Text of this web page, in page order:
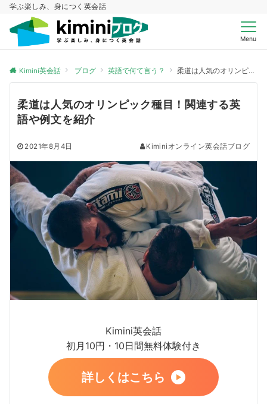
学ぶ楽しみ、身につく英会話
Menu
Kimini英会話 ブログ 英語で何て言う？ 柔道は人気のオリンピック種目！関連する英語や例文を紹介
柔道は人気のオリンピック種目！関連する英
語や例文を紹介
2021年8月4日 Kiminiオンライン英会話ブログ
Kimini英会話
初月10円・10日間無料体験付き
詳しくはこちら